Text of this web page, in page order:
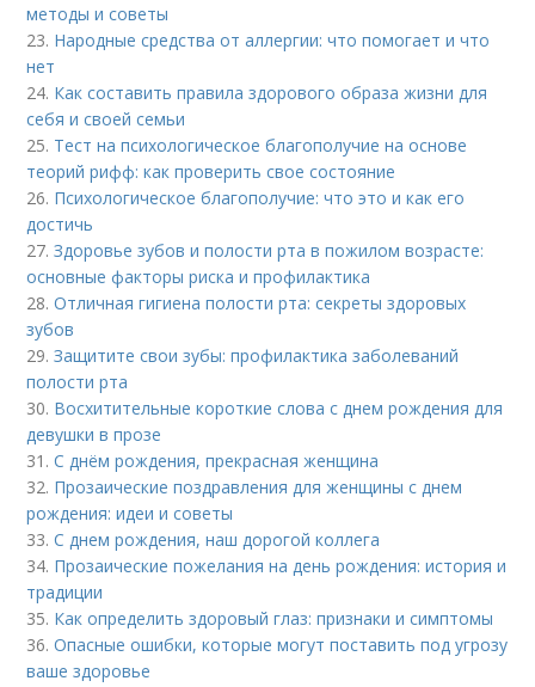
методы и советы
23. Народные средства от аллергии: что помогает и что
нет
24. Как составить правила здорового образа жизни для
себя и своей семьи
25. Тест на психологическое благополучие на основе
теорий рифф: как проверить свое состояние
26. Психологическое благополучие: что это и как его
достичь
27.Здоровье зубов и полости рта в пожилом возрасте:
основные факторы риска и профилактика
28.Отличная гигиена полости рта: секреты здоровых
зубов
29.Защитите свои зубы: профилактика заболеваний
полости рта
30. Восхитительные короткие слова с днем рождения для
девушки в прозе
31.С днём рождения, прекрасная женщина
32. Прозаические поздравления для женщины с днем
рождения: идеи и советы
33.С днем рождения, наш дорогой коллега
34. Прозаические пожелания на день рождения: история и
традиции
35. Как определить здоровый глаз: признаки и симптомы
36.Опасные ошибки, которые могут поставить под угрозу
ваше здоровье